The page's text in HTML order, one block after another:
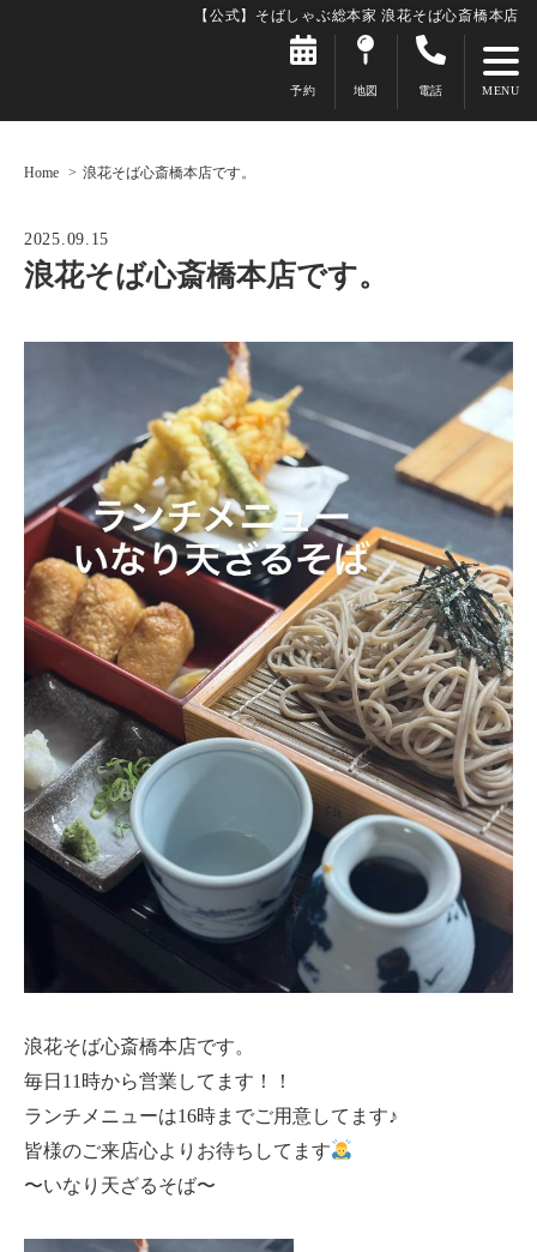
【公式】そばしゃぶ総本家 浪花そば心斎橋本店
予約 地図 電話
Home 浪花そば心斎橋本店です。
2025.09.15
浪花そば心斎橋本店です。
浪花そば心斎橋本店です。
毎日11時から営業してます！！
ランチメニューは16時までご用意してます♪
皆様のご来店心よりお待ちしてます
〜いなり天ざるそば〜